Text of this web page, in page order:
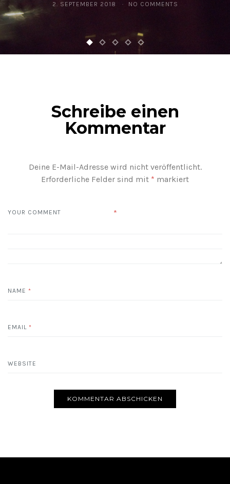
2. SEPTEMBER 2018 NO COMMENTS
Schreibe einen
Kommentar
Deine E-Mail-Adresse wird nicht veröffentlicht.
Erforderliche Felder sind mit * markiert
YOUR COMMENT *
NAME *
EMAIL *
WEBSITE